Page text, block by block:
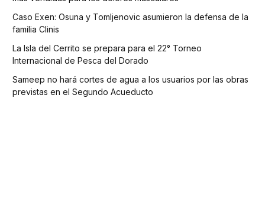
Caso Exen: Osuna y Tomljenovic asumieron la defensa de la
familia Clinis
La Isla del Cerrito se prepara para el 22° Torneo
Internacional de Pesca del Dorado
Sameep no hará cortes de agua a los usuarios por las obras
previstas en el Segundo Acueducto